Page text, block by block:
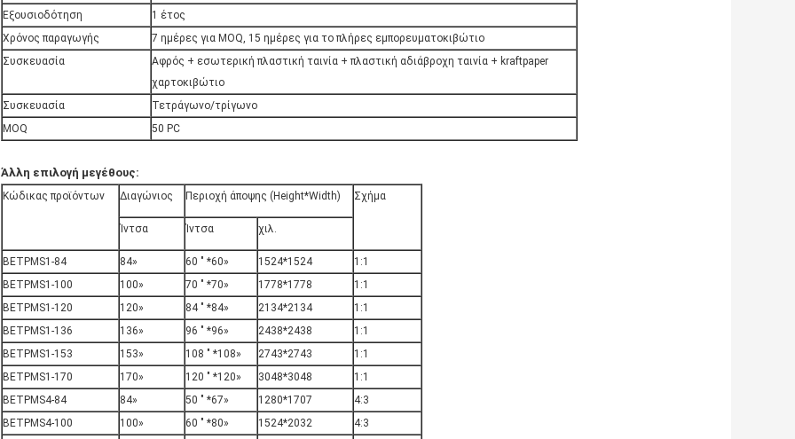
Εξουσιοδότηση
1 έτος
Χρόνος παραγωγής
7 ημέρες για MOQ, 15 ημέρες για το πλήρες εμπορευματοκιβώτιο
Συσκευασία
Αφρός + εσωτερική πλαστική ταινία + πλαστική αδιάβροχη ταινία + kraftpaper
χαρτοκιβώτιο
Συσκευασία
Τετράγωνο/τρίγωνο
MOQ
50 PC
Άλλη επιλογή μεγέθους:
Κώδικας προϊόντων Διαγώνιος Περιοχή άποψης (Height*Width) Σχήμα
Ίντσα Ίντσα χιλ.
BETPMS1-84 84» 60 " *60» 1524*1524
1:1
BETPMS1-100
100» 70 " *70» 1778*1778
1:1
BETPMS1-120
120» 84 " *84» 2134*2134
1:1
BETPMS1-136
136» 96 " *96» 2438*2438
1:1
BETPMS1-153
153» 108 " *108» 2743*2743
1:1
BETPMS1-170
170» 120 " *120» 3048*3048
1:1
BETPMS4-84
84» 50 " *67» 1280*1707
4:3
BETPMS4-100
100» 60 " *80» 1524*2032
4:3